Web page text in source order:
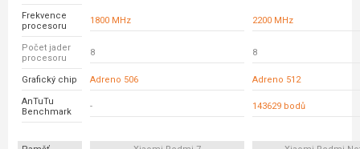
Frekvence
procesoru
1800 MHz 2200 MHz
Počet jader
procesoru
8 8
Grafický chip Adreno 506 Adreno 512
AnTuTu
Benchmark
- 143629 bodů